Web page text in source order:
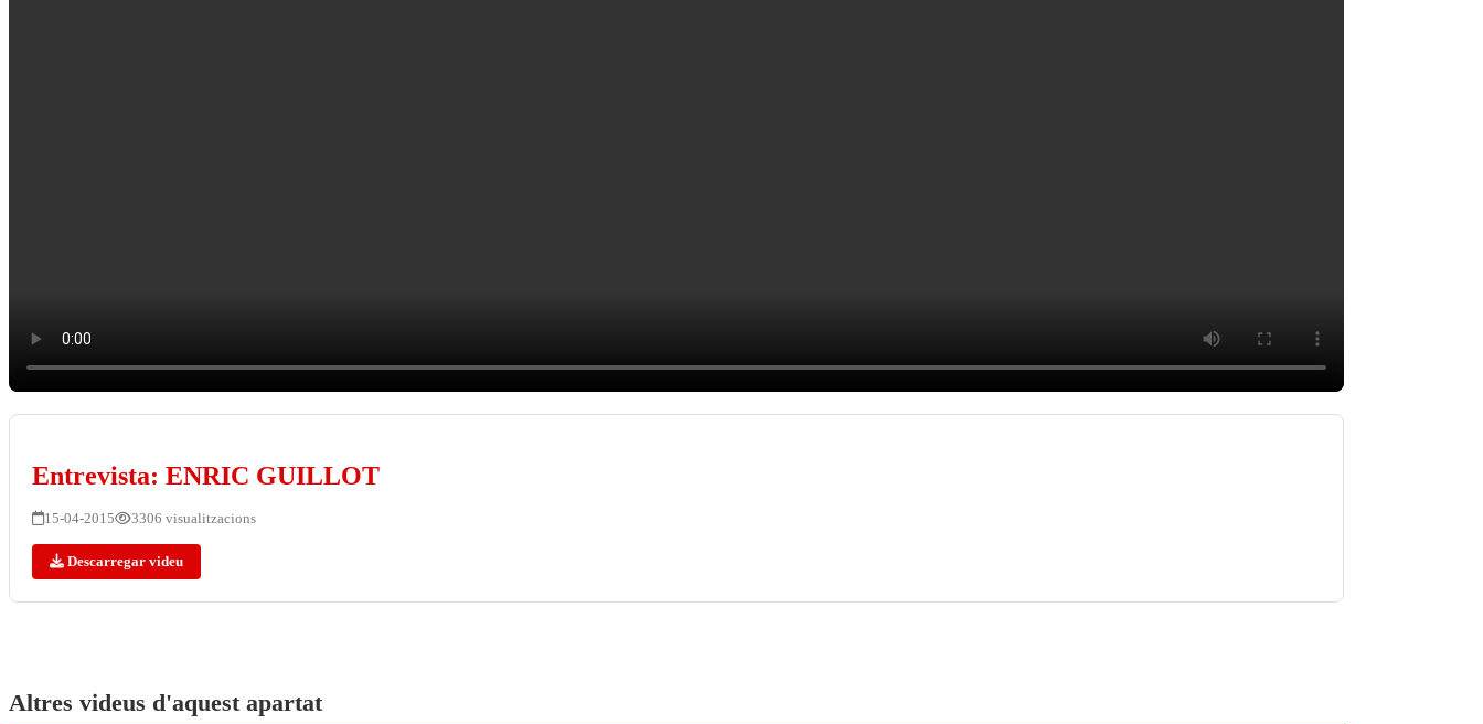
Entrevista: ENRIC GUILLOT
15-04-2015 3306 visualitzacions
Descarregar videu
Altres videus d'aquest apartat